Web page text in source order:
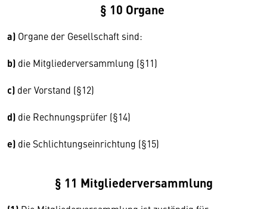
§ 10 Organe
a) Organe der Gesellschaft sind:
b) die Mitgliederversammlung (§11)
c) der Vorstand (§12)
d) die Rechnungsprüfer (§14)
e) die Schlichtungseinrichtung (§15)
§ 11 Mitgliederversammlung